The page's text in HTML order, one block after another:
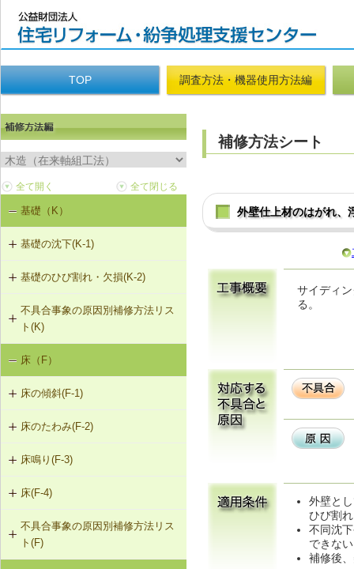
TOP 調査方法・機器使用方法編
基礎（K）
基礎の沈下(K-1)
K-1-101 土台をジャッキアップのう
え、基礎の再施工
K-1-102 布基礎をべた基礎に変更
（基礎天端レベル調整）
K-1-103 布基礎底盤の拡大（基礎の
天端レベル調整）
K-1-104 土台をジャッキアップのう
え、土台と基礎の間にモルタル充填
え、基礎天端レベル調整
K-1-501 基礎をジャッキアップのう
え、鋼管圧入工法
基礎のひび割れ・欠損(K-2)
K-2-501 樹脂注入工法
K-2-502 充填工法
K-2-503 打直し工法
不具合事象の原因別補修方法リス
ト(K)
基礎の沈下（K-1）
基礎のひび割れ・欠損（K-2）
床（F）
床の傾斜(F-1)
F-1-101 柱による梁の補強
F-1-102 溝形鋼による梁の補強
F-1-103 H形鋼による梁の補強
F-1-104 添え梁による梁の補強
床のたわみ(F-2)
F-2-101 根太の交換
F-2-102 下地合板の張替え（根太を
含む）
床鳴り(F-3)
F-3-101 下地合板の留付け直し
F-3-102 床鳴りの補修
床(F-4)
F-4-001 ビニル床シートの張替え
F-4-002 カーペットの張替え
不具合事象の原因別補修方法リス
ト(F)
補修方法シート
外壁仕上材のはがれ、
サイディ
る。
外壁と
ひび割
不同沈
できな
補修後